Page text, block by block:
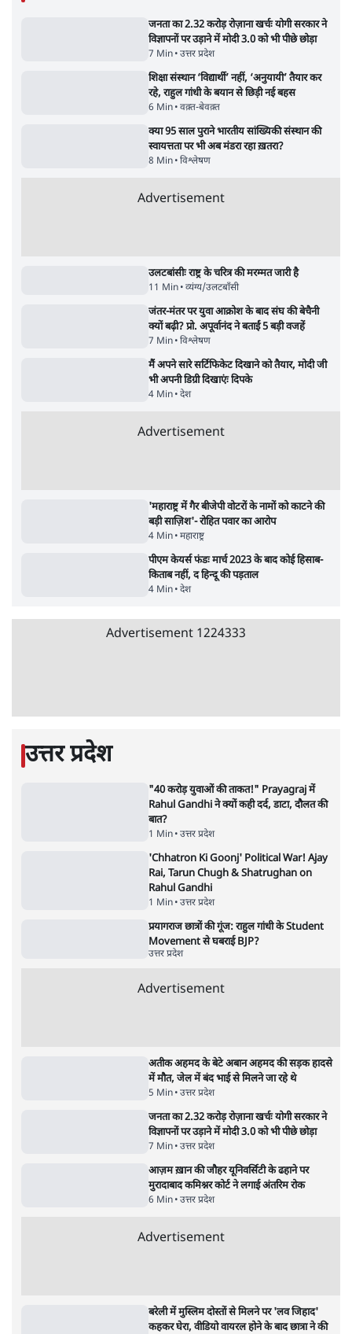
जनता का 2.32 करोड़ रोज़ाना खर्चः योगी सरकार ने
विज्ञापनों पर उड़ाने में मोदी 3.0 को भी पीछे छोड़ा
7 Min• उत्तर प्रदेश
शिक्षा संस्थान ‘विद्यार्थी’ नहीं, ‘अनुयायी’ तैयार कर
रहे, राहुल गांधी के बयान से छिड़ी नई बहस
6 Min• वक़्त-बेवक़्त
क्या 95 साल पुराने भारतीय सांख्यिकी संस्थान की
स्वायत्तता पर भी अब मंडरा रहा ख़तरा?
8 Min• विश्लेषण
Advertisement
उलटबांसीः राष्ट्र के चरित्र की मरम्मत जारी है
11 Min• व्यंग्य/उलटबाँसी
जंतर-मंतर पर युवा आक्रोश के बाद संघ की बेचैनी
क्यों बढ़ी? प्रो. अपूर्वानंद ने बताईं 5 बड़ी वजहें
7 Min• विश्लेषण
मैं अपने सारे सर्टिफिकेट दिखाने को तैयार, मोदी जी
भी अपनी डिग्री दिखाएंः दिपके
4 Min• देश
Advertisement
'महाराष्ट्र में गैर बीजेपी वोटरों के नामों को काटने की
बड़ी साज़िश'- रोहित पवार का आरोप
4 Min• महाराष्ट्र
पीएम केयर्स फंडः मार्च 2023 के बाद कोई हिसाब-
किताब नहीं, द हिन्दू की पड़ताल
4 Min• देश
Advertisement 1224333
उत्तर प्रदेश
"40 करोड़ युवाओं की ताकत!" Prayagraj में
Rahul Gandhi ने क्यों कही दर्द, डाटा, दौलत की
बात?
1 Min• उत्तर प्रदेश
'Chhatron Ki Goonj' Political War! Ajay
Rai, Tarun Chugh & Shatrughan on
Rahul Gandhi
1 Min• उत्तर प्रदेश
प्रयागराज छात्रों की गूंज: राहुल गांधी के Student
Movement से घबराई BJP?
उत्तर प्रदेश
Advertisement
अतीक अहमद के बेटे अबान अहमद की सड़क हादसे
में मौत, जेल में बंद भाई से मिलने जा रहे थे
5 Min• उत्तर प्रदेश
जनता का 2.32 करोड़ रोज़ाना खर्चः योगी सरकार ने
विज्ञापनों पर उड़ाने में मोदी 3.0 को भी पीछे छोड़ा
7 Min• उत्तर प्रदेश
आज़म ख़ान की जौहर यूनिवर्सिटी के ढहाने पर
मुरादाबाद कमिश्नर कोर्ट ने लगाई अंतरिम रोक
6 Min• उत्तर प्रदेश
Advertisement
बरेली में मुस्लिम दोस्तों से मिलने पर 'लव जिहाद'
कहकर घेरा, वीडियो वायरल होने के बाद छात्रा ने की